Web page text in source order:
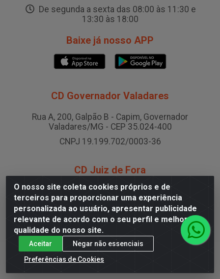
O nosso site coleta cookies próprios e de
terceiros para proporcionar uma experiência
personalizada ao usuário, apresentar publicidade
relevante de acordo com o seu perfil e melhorar a
qualidade do nosso site.
Aceitar
Negar não essenciais
Preferências de Cookies
De segunda a sexta das 08:00 às 11:30 e
13:30 às 18:00
Baixe já nosso APP
CD Governador Valadares
Rua A, 200, Galpão B - Capim, Governador
Valadares/MG - CEP 35.024-400
CNPJ 19.199.702/0003-36
CD Juiz de Fora
Rodovia BR-040 , Nº 0, Área B2 Condominio Brasil
LOG - São Pedro, Juiz de Fora/MG
CNPJ 19.199.702/0005-06